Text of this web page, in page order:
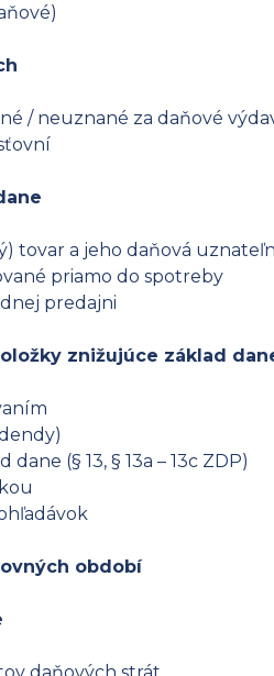
/ neuznané za daňové
tovar a jeho daňová
priamo do spotreby
predajni
znižujúce základ
(§ 13, § 13a – 13c ZDP)
období